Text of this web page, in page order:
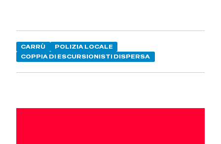
CARRÙ
POLIZIA LOCALE
COPPIA DI ESCURSIONISTI DISPERSA